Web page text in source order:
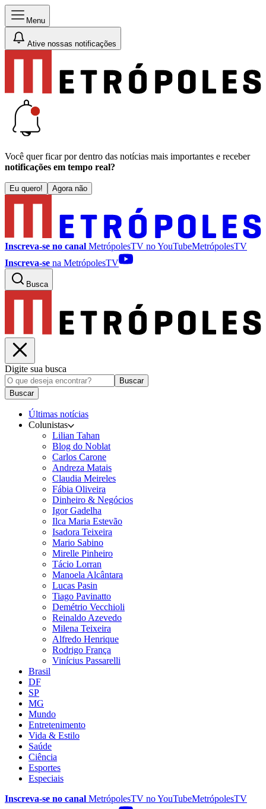
Menu
Ative nossas notificações
Você quer ficar por dentro das notícias mais importantes e receber
notificações em tempo real?
Eu quero! Agora não
Inscreva-se no canal MetrópolesTV noYouTubeMetrópolesTV
Inscreva-se na MetrópolesTV
Busca
Digite sua busca
Buscar
Buscar
Últimas notícias
Colunistas
Lilian Tahan
Blog do Noblat
Carlos Carone
Andreza Matais
Claudia Meireles
Fábia Oliveira
Dinheiro & Negócios
Igor Gadelha
Ilca Maria Estevão
Isadora Teixeira
Mario Sabino
Mirelle Pinheiro
Tácio Lorran
Manoela Alcântara
Lucas Pasin
Tiago Pavinatto
Demétrio Vecchioli
Reinaldo Azevedo
Milena Teixeira
Alfredo Henrique
Rodrigo França
Vinícius Passarelli
Brasil
DF
SP
MG
Mundo
Entretenimento
Vida & Estilo
Saúde
Ciência
Esportes
Especiais
Inscreva-se no canal MetrópolesTV noYouTubeMetrópolesTV